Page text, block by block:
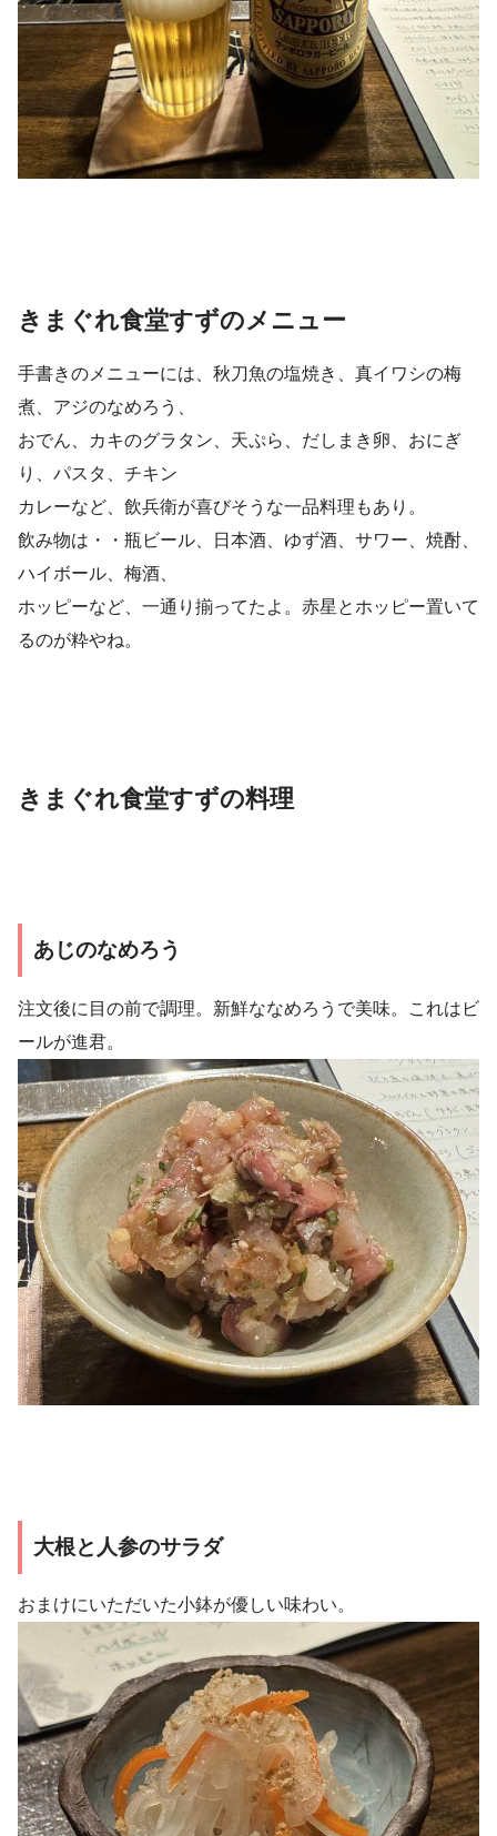
きまぐれ食堂すずのメニュー
手書きのメニューには、秋刀魚の塩焼き、真イワシの梅
煮、アジのなめろう、
おでん、カキのグラタン、天ぷら、だしまき卵、おにぎ
り、パスタ、チキン
カレーなど、飲兵衛が喜びそうな一品料理もあり。
飲み物は・・瓶ビール、日本酒、ゆず酒、サワー、焼酎、
ハイボール、梅酒、
ホッピーなど、一通り揃ってたよ。赤星とホッピー置いて
るのが粋やね。
きまぐれ食堂すずの料理
あじのなめろう
注文後に目の前で調理。新鮮ななめろうで美味。これはビ
ールが進君。
大根と人参のサラダ
おまけにいただいた小鉢が優しい味わい。